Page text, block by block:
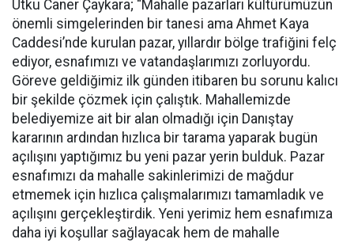
Utku Caner Çaykara; “Mahalle pazarları kültürümüzün
önemli simgelerinden bir tanesi ama Ahmet Kaya
Caddesi’nde kurulan pazar, yıllardır bölge trafiğini felç
ediyor, esnafımızı ve vatandaşlarımızı zorluyordu.
Göreve geldiğimiz ilk günden itibaren bu sorunu kalıcı
bir şekilde çözmek için çalıştık. Mahallemizde
belediyemize ait bir alan olmadığı için Danıştay
kararının ardından hızlıca bir tarama yaparak bugün
açılışını yaptığımız bu yeni pazar yerin bulduk. Pazar
esnafımızı da mahalle sakinlerimizi de mağdur
etmemek için hızlıca çalışmalarımızı tamamladık ve
açılışını gerçekleştirdik. Yeni yerimiz hem esnafımıza
daha iyi koşullar sağlayacak hem de mahalle